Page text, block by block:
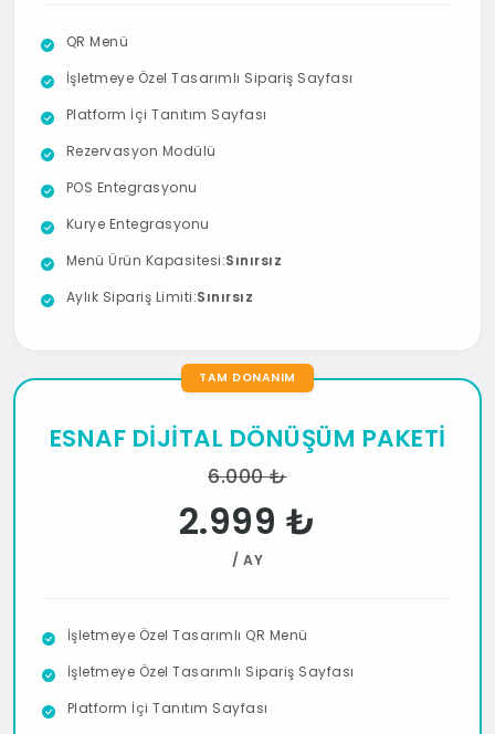
QR Menü
İşletmeye Özel Tasarımlı Sipariş Sayfası
Platform İçi Tanıtım Sayfası
Rezervasyon Modülü
POS Entegrasyonu
Kurye Entegrasyonu
Menü Ürün Kapasitesi:Sınırsız
Aylık Sipariş Limiti:Sınırsız
Aylık Bildirim Gönderme Hakkı:1
TAM DONANIM
ESNAF DİJİTAL DÖNÜŞÜM PAKETİ
6.000 ₺
2.999 ₺
/ AY
İşletmeye Özel Tasarımlı QR Menü
İşletmeye Özel Tasarımlı Sipariş Sayfası
Platform İçi Tanıtım Sayfası